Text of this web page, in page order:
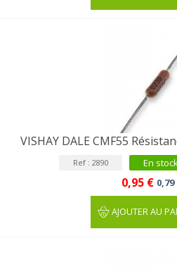
VISHAY DALE CMF55
Ref : 2890 En
0,95 €
AJOUTER AU